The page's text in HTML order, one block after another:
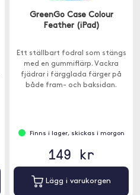
GreenGo Case Colour
Feather (iPad)
Ett ställbart fodral som stängs
med en gummiflärp. Vackra
fjädrar i färgglada färger på
både fram- och baksidan.
Finns i lager, skickas i morgon
149 kr
Lägg i varukorgen